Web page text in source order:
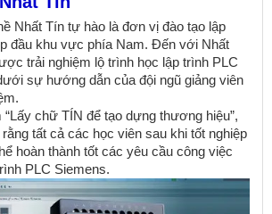
Nhất Tín tự hào là đơn vị đào tạo lập
đầu khu vực phía Nam. Đến với Nhất
trải nghiệm lộ trình học lập trình PLC
sự hướng dẫn của đội ngũ giảng viên
chữ TÍN để tạo dựng thương hiệu”,
tất cả các học viên sau khi tốt nghiệp
hoàn thành tốt các yêu cầu công việc
PLC Siemens.